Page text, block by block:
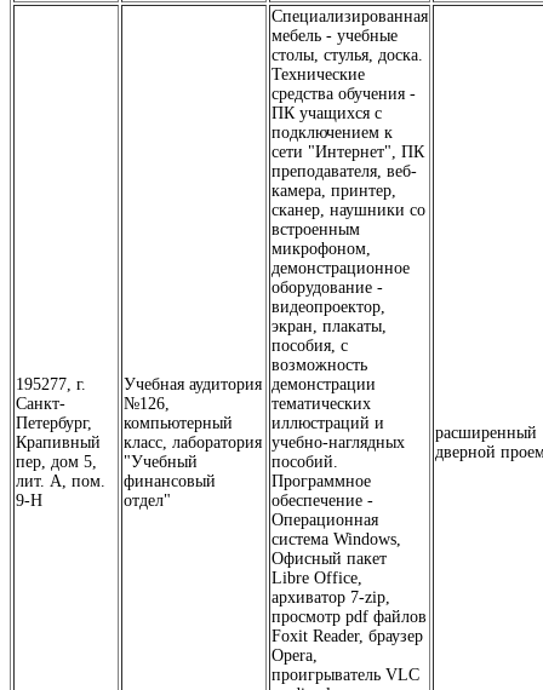
195277, г.
Санкт-
Петербург,
Крапивный
пер, дом 5,
лит. А, пом.
9-Н
Учебная аудитория
№126,
компьютерный
класс, лаборатория
"Учебный
финансовый
отдел"
Специализированная
мебель - учебные
столы, стулья, доска.
Технические
средства обучения -
ПК учащихся с
подключением к
сети "Интернет", ПК
преподавателя, веб-
камера, принтер,
сканер, наушники со
встроенным
микрофоном,
демонстрационное
оборудование -
видеопроектор,
экран, плакаты,
пособия, с
возможность
демонстрации
тематических
иллюстраций и
учебно-наглядных
пособий.
Программное
обеспечение -
Операционная
система Windows,
Офисный пакет
Libre Office,
архиватор 7-zip,
просмотр pdf файлов
Foxit Reader, браузер
Opera,
проигрыватель VLC
расширенный
дверной